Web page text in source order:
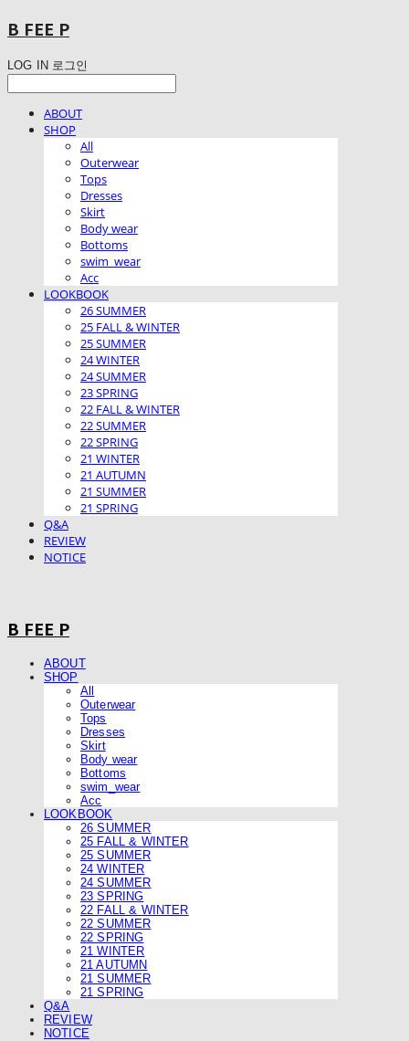
B FEE P
LOG IN 로그인
ABOUT
SHOP
All
Outerwear
Tops
Dresses
Skirt
Body wear
Bottoms
swim_wear
Acc
LOOKBOOK
26 SUMMER
25 FALL & WINTER
25 SUMMER
24 WINTER
24 SUMMER
23 SPRING
22 FALL & WINTER
22 SUMMER
22 SPRING
21 WINTER
21 AUTUMN
21 SUMMER
21 SPRING
Q&A
REVIEW
NOTICE
B FEE P
ABOUT
SHOP
All
Outerwear
Tops
Dresses
Skirt
Body wear
Bottoms
swim_wear
Acc
LOOKBOOK
26 SUMMER
25 FALL & WINTER
25 SUMMER
24 WINTER
24 SUMMER
23 SPRING
22 FALL & WINTER
22 SUMMER
22 SPRING
21 WINTER
21 AUTUMN
21 SUMMER
21 SPRING
Q&A
REVIEW
NOTICE